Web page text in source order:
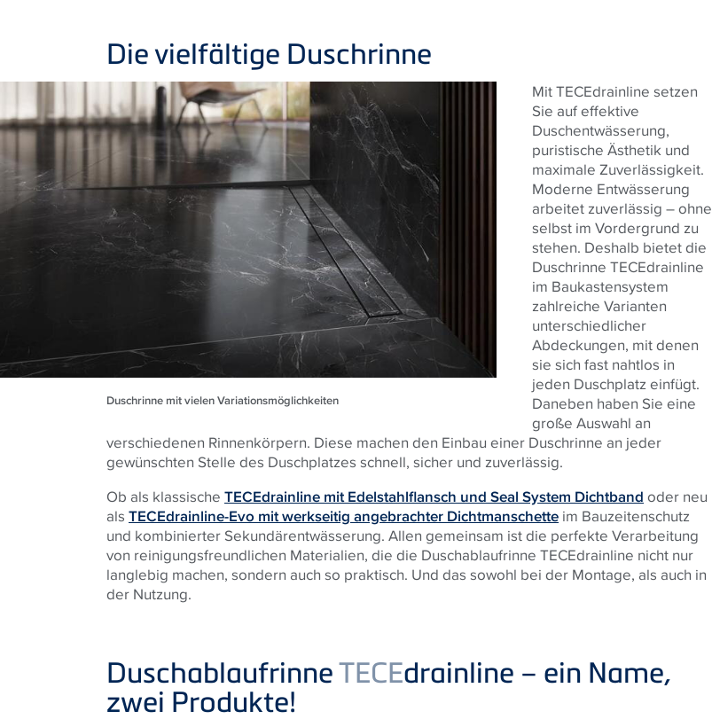
Die vielfältige Duschrinne
Duschrinne mit vielen Variationsmöglichkeiten
Mit TECEdrainline setzen
Sie auf effektive
Duschentwässerung,
puristische Ästhetik und
maximale Zuverlässigkeit.
Moderne Entwässerung
arbeitet zuverlässig – ohne
selbst im Vordergrund zu
stehen. Deshalb bietet die
Duschrinne TECEdrainline
im Baukastensystem
zahlreiche Varianten
unterschiedlicher
Abdeckungen, mit denen
sie sich fast nahtlos in
jeden Duschplatz einfügt.
Daneben haben Sie eine
große Auswahl an
verschiedenen Rinnenkörpern. Diese machen den Einbau einer Duschrinne an jeder
gewünschten Stelle des Duschplatzes schnell, sicher und zuverlässig.
Ob als klassische TECEdrainline mit Edelstahlflansch und Seal System Dichtband oder neu
als TECEdrainline-Evo mit werkseitig angebrachter Dichtmanschette im Bauzeitenschutz
und kombinierter Sekundärentwässerung. Allen gemeinsam ist die perfekte Verarbeitung
von reinigungsfreundlichen Materialien, die die Duschablaufrinne TECEdrainline nicht nur
langlebig machen, sondern auch so praktisch. Und das sowohl bei der Montage, als auch in
der Nutzung.
DuschablaufrinneTECEdrainline – ein Name,
zwei Produkte!